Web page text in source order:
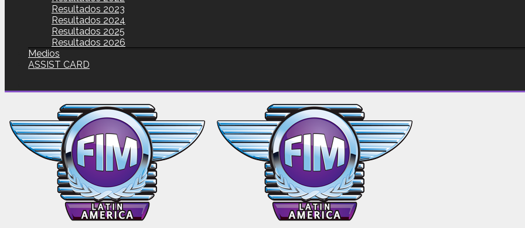
Resultados 2023
Resultados 2024
Resultados 2025
Resultados 2026
Medios
ASSIST CARD